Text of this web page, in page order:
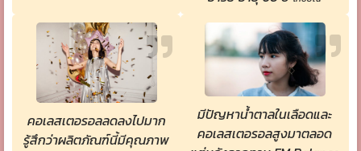
คอเลสเตอรอลลดลงไปมาก
รู้สึกว่าผลิตภัณฑ์นี้มีคุณภาพ
มีปัญหาน้ำตาลในเลือดและ
คอเลสเตอรอลสูงมาตลอด